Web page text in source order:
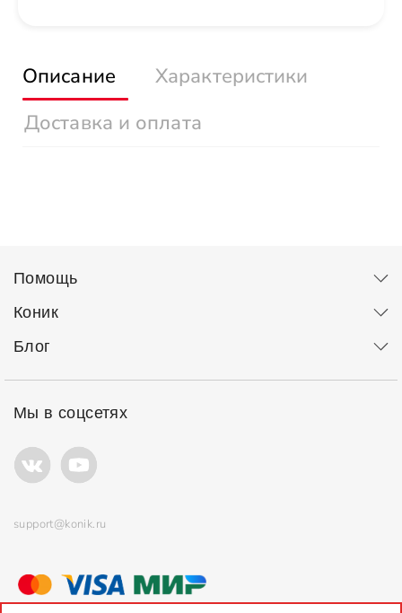
Описание
Характеристики
Доставка и оплата
Помощь
Коник
Блог
Мы в соцсетях
support@konik.ru